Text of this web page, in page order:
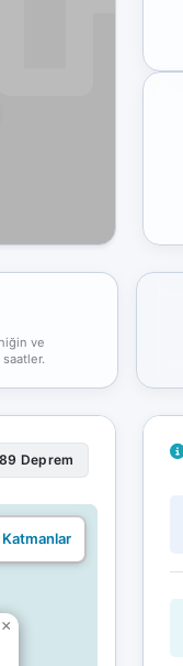
ve
Deprem
×